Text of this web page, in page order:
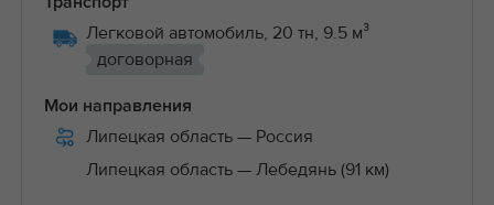
Легковой автомобиль, 20 тн, 9.5 м³
договорная
Мои направления
Липецкая область — Россия
Липецкая область — Лебедянь (91 км)